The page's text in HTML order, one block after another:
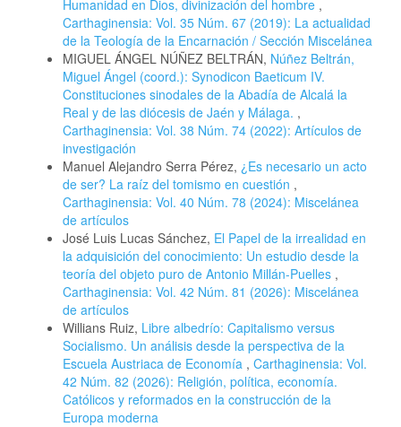
Humanidad en Dios, divinización del hombre ,
Carthaginensia: Vol. 35 Núm. 67 (2019): La actualidad
de la Teología de la Encarnación / Sección Miscelánea
MIGUEL ÁNGEL NÚÑEZ BELTRÁN, Núñez Beltrán,
Miguel Ángel (coord.): Synodicon Baeticum IV.
Constituciones sinodales de la Abadía de Alcalá la
Real y de las diócesis de Jaén y Málaga. ,
Carthaginensia: Vol. 38 Núm. 74 (2022): Artículos de
investigación
Manuel Alejandro Serra Pérez, ¿Es necesario un acto
de ser? La raíz del tomismo en cuestión ,
Carthaginensia: Vol. 40 Núm. 78 (2024): Miscelánea
de artículos
José Luis Lucas Sánchez, El Papel de la irrealidad en
la adquisición del conocimiento: Un estudio desde la
teoría del objeto puro de Antonio Millán-Puelles ,
Carthaginensia: Vol. 42 Núm. 81 (2026): Miscelánea
de artículos
Willians Ruiz, Libre albedrío: Capitalismo versus
Socialismo. Un análisis desde la perspectiva de la
Escuela Austriaca de Economía , Carthaginensia: Vol.
42 Núm. 82 (2026): Religión, política, economía.
Católicos y reformados en la construcción de la
Europa moderna